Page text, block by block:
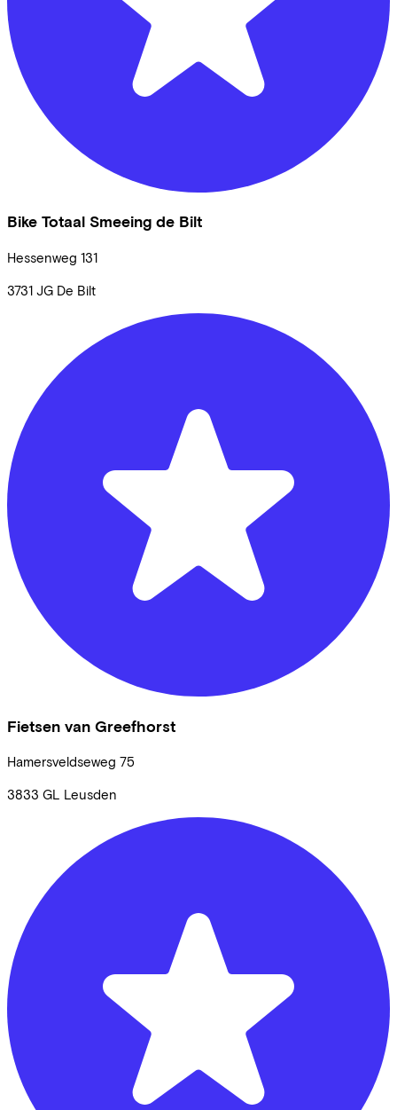
Bike Totaal Smeeing de Bilt
Hessenweg 131
3731 JG De Bilt
Fietsen van Greefhorst
Hamersveldseweg 75
3833 GL Leusden